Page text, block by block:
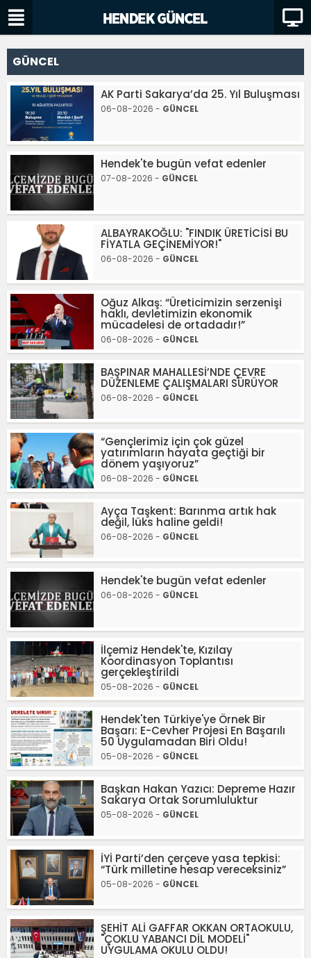
GÜNCEL
AK Parti Sakarya’da 25. Yıl Buluşması
06-08-2026 - GÜNCEL
Hendek'te bugün vefat edenler
07-08-2026 - GÜNCEL
ALBAYRAKOĞLU: "FINDIK ÜRETİCİSİ BU
FİYATLA GEÇİNEMİYOR!"
06-08-2026 - GÜNCEL
Oğuz Alkaş: “Üreticimizin serzenişi
haklı, devletimizin ekonomik
mücadelesi de ortadadır!”
06-08-2026 - GÜNCEL
BAŞPINAR MAHALLESİ’NDE ÇEVRE
DÜZENLEME ÇALIŞMALARI SÜRÜYOR
06-08-2026 - GÜNCEL
“Gençlerimiz için çok güzel
yatırımların hayata geçtiği bir
dönem yaşıyoruz”
06-08-2026 - GÜNCEL
Ayça Taşkent: Barınma artık hak
değil, lüks haline geldi!
06-08-2026 - GÜNCEL
Hendek'te bugün vefat edenler
06-08-2026 - GÜNCEL
İlçemiz Hendek'te, Kızılay
Koordinasyon Toplantısı
gerçekleştirildi
05-08-2026 - GÜNCEL
Hendek'ten Türkiye'ye Örnek Bir
Başarı: E-Cevher Projesi En Başarılı
50 Uygulamadan Biri Oldu!
05-08-2026 - GÜNCEL
Başkan Hakan Yazıcı: Depreme Hazır
Sakarya Ortak Sorumluluktur
05-08-2026 - GÜNCEL
İYİ Parti’den çerçeve yasa tepkisi:
“Türk milletine hesap vereceksiniz”
05-08-2026 - GÜNCEL
ŞEHİT ALİ GAFFAR OKKAN ORTAOKULU,
"ÇOKLU YABANCI DİL MODELİ"
UYGULAMA OKULU OLDU!